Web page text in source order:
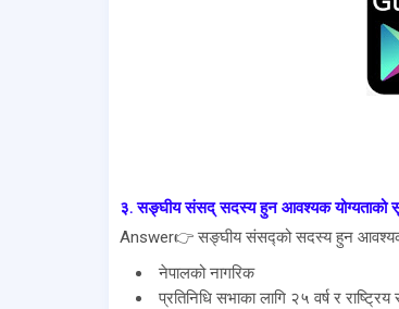
३. सङ्घीय संसद् सदस्य हुन आवश्यक योग्यताको
Answer👉 सङ्घीय संसद्को सदस्य हुन आवश्यक
नेपालको नागरिक
प्रतिनिधि सभाका लागि २५ वर्ष र